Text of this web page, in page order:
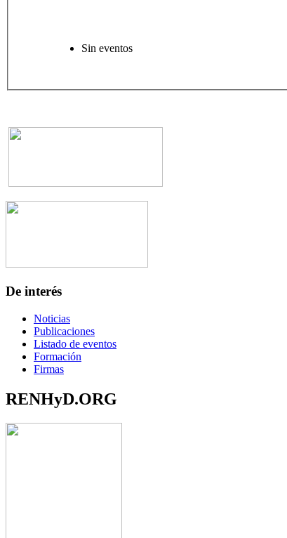
Sin eventos
De interés
Noticias
Publicaciones
Listado de eventos
Formación
Firmas
RENHyD.ORG